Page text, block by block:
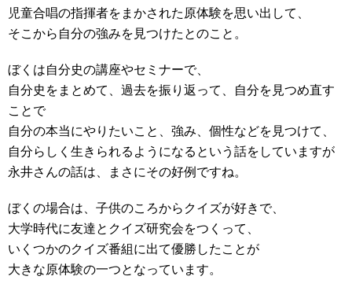
児童合唱の指揮者をまかされた原体験を思い出して、
そこから自分の強みを見つけたとのこと。
ぼくは自分史の講座やセミナーで、
自分史をまとめて、過去を振り返って、自分を見つめ直す
ことで
自分の本当にやりたいこと、強み、個性などを見つけて、
自分らしく生きられるようになるという話をしていますが
永井さんの話は、まさにその好例ですね。
ぼくの場合は、子供のころからクイズが好きで、
大学時代に友達とクイズ研究会をつくって、
いくつかのクイズ番組に出て優勝したことが
大きな原体験の一つとなっています。